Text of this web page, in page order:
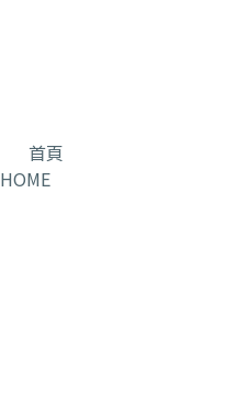
首頁
HOME